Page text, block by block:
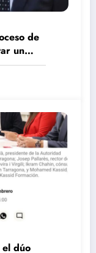
de
un
el dúo